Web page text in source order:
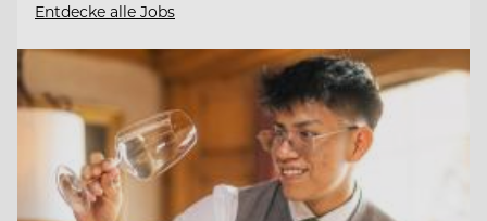
Entdecke alle Jobs